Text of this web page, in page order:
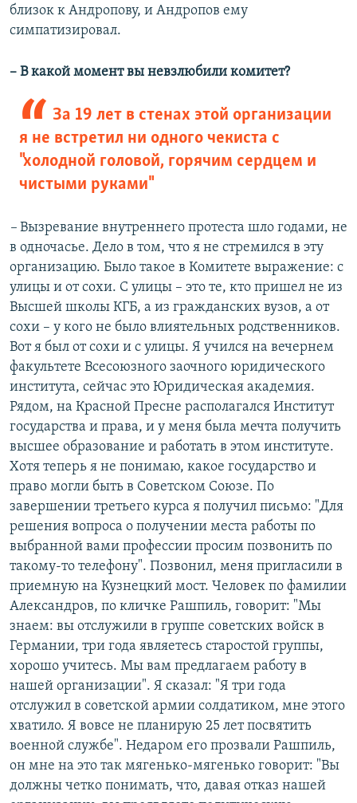
близок к Андропову, и Андропов ему
симпатизировал.
– В какой момент вы невзлюбили комитет?
За 19 лет в стенах этой организации
я не встретил ни одного чекиста с
"холодной головой, горячим сердцем и
чистыми руками"
– Вызревание внутреннего протеста шло годами, не
в одночасье. Дело в том, что я не стремился в эту
организацию. Было такое в Комитете выражение: с
улицы и от сохи. С улицы – это те, кто пришел не из
Высшей школы КГБ, а из гражданских вузов, а от
сохи – у кого не было влиятельных родственников.
Вот я был от сохи и с улицы. Я учился на вечернем
факультете Всесоюзного заочного юридического
института, сейчас это Юридическая академия.
Рядом, на Красной Пресне располагался Институт
государства и права, и у меня была мечта получить
высшее образование и работать в этом институте.
Хотя теперь я не понимаю, какое государство и
право могли быть в Советском Союзе. По
завершении третьего курса я получил письмо: "Для
решения вопроса о получении места работы по
выбранной вами профессии просим позвонить по
такому-то телефону". Позвонил, меня пригласили в
приемную на Кузнецкий мост. Человек по фамилии
Александров, по кличке Рашпиль, говорит: "Мы
знаем: вы отслужили в группе советских войск в
Германии, три года являетесь старостой группы,
хорошо учитесь. Мы вам предлагаем работу в
нашей организации". Я сказал: "Я три года
отслужил в советской армии солдатиком, мне этого
хватило. Я вовсе не планирую 25 лет посвятить
военной службе". Недаром его прозвали Рашпиль,
он мне на это так мягенько-мягенько говорит: "Вы
должны четко понимать, что, давая отказ нашей